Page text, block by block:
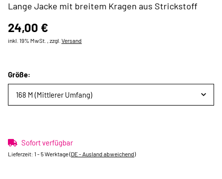
Lange Jacke mit breitem Kragen aus Strickstoff
24,00 €
inkl. 19% MwSt. , zzgl. Versand
Größe:
168 M (Mittlerer Umfang)
Sofort verfügbar
Lieferzeit: 1 - 5 Werktage(DE - Ausland abweichend)